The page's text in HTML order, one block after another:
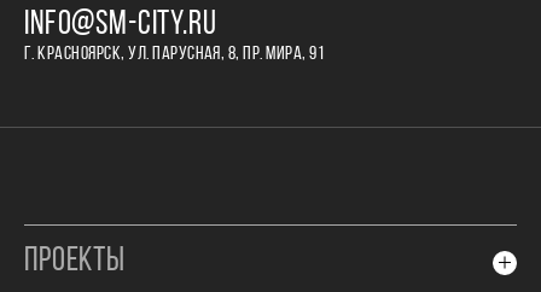
INFO@SM-CITY.RU
Г. КРАСНОЯРСК, УЛ. ПАРУСНАЯ, 8, ПР. МИРА, 91
ПРОЕКТЫ